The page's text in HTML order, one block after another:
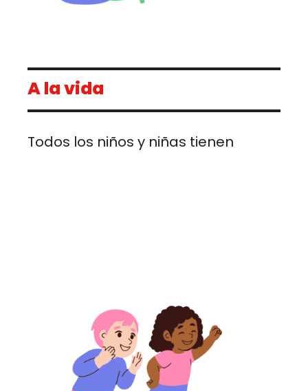
A la vida
Todos los niños y niñas tienen